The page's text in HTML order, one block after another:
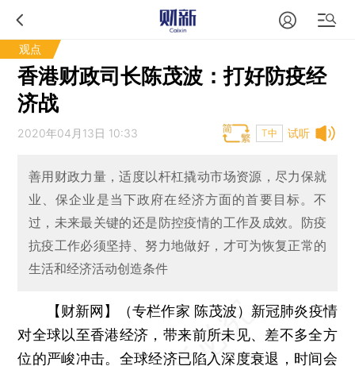
观点
香港财政司长陈茂波：打好防疫经
济战
试听
2020年04月13日 10:33 T中
善用财政力量，适度以杆杠撬动市场资源，尽力保就
业、保企业是当下政府在经济方面的首要目标。不
过，未来最关键的还是防控疫情的工作及成效。防疫
抗疫工作必须坚持、努力地做好，才可为恢复正常的
生活和经济活动创造条件
【财新网】（专栏作家 陈茂波） 新冠肺炎疫情
对全球以至香港经济，带来前所未见、差不多全方
位的严峻冲击。全球经济已陷入深度衰退，时间会